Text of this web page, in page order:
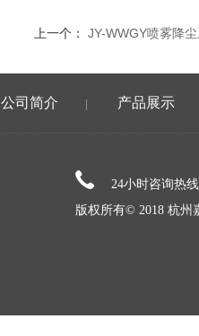
上一个： JY-WWGY喷雾降
公司简介 产品展示
24小时咨询热
版权所有© 2018 杭州